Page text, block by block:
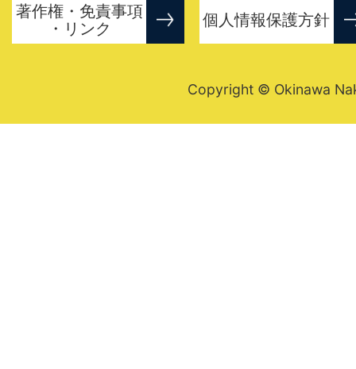
著作権・免責事項
・リンク
個人情報保護方針
Copyright © Okinawa